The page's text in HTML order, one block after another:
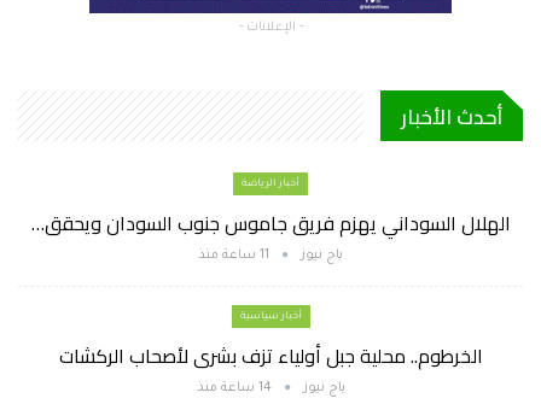
- الإعلانات -
أحدث الأخبار
أخبار الرياضة
الهلال السوداني يهزم فريق جاموس جنوب السودان ويحقق…
باج نيوز 11 ساعة منذ
أخبار سياسية
الخرطوم.. محلية جبل أولياء تزف بشرى لأصحاب الركشات
باج نيوز 14 ساعة منذ